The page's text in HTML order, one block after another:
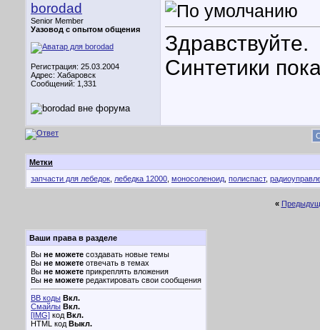
borodad
Senior Member
Уазовод с опытом общения
Регистрация: 25.03.2004
Адрес: Хабаровск
Сообщений: 1,331
Здравствуйте.
Синтетики
Метки
запчасти для лебедок лебедка 12000 моносоленоид полиспаст,
«
Ваши права в разделе
Вы не можете создавать новые темы
Вы не можете отвечать в темах
Вы не можете прикреплять вложения
Вы не можете редактировать свои сообщения
BB коды Вкл.
Смайлы Вкл.
[IMG] код Вкл.
HTML код Выкл.